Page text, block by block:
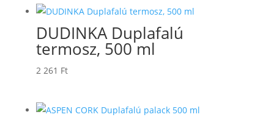
DUDINKA Duplafalú
termosz, 500 ml
2 261 Ft